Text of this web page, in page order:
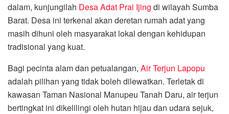
dalam, kunjungilah Desa Adat Prai Ijing di wilayah Sumba
Barat. Desa ini terkenal akan deretan rumah adat yang
masih dihuni oleh masyarakat lokal dengan kehidupan
tradisional yang kuat.
Bagi pecinta alam dan petualangan, Air Terjun Lapopu
adalah pilihan yang tidak boleh dilewatkan. Terletak di
kawasan Taman Nasional Manupeu Tanah Daru, air terjun
bertingkat ini dikelilingi oleh hutan hijau dan udara sejuk,